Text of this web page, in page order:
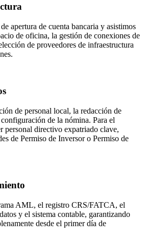
apertura de cuenta bancaria y asistimos
de oficina, la gestión de conexiones de
de proveedores de infraestructura
de personal local, la redacción de
de la nómina. Para el
personal directivo expatriado clave,
de Permiso de Inversor o Permiso de
AML, el registro CRS/FATCA, el
y el sistema contable, garantizando
desde el primer día de